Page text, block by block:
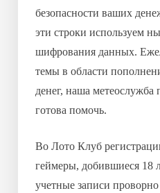
безопасности ваших
эти строки используем
шифрования данных.
темы в области
денег, наша
готова помочь.
Во Лото Клуб
геймеры, добившиеся 18
учетные записи